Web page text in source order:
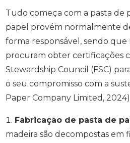
Tudo começa com a pasta de
papel provém normalmente
forma responsável, sendo
procuram obter certificações
Stewardship Council (FSC)
o seu compromisso com a
Paper Company Limited,
Fabricação de pasta de
madeira são decompostas em